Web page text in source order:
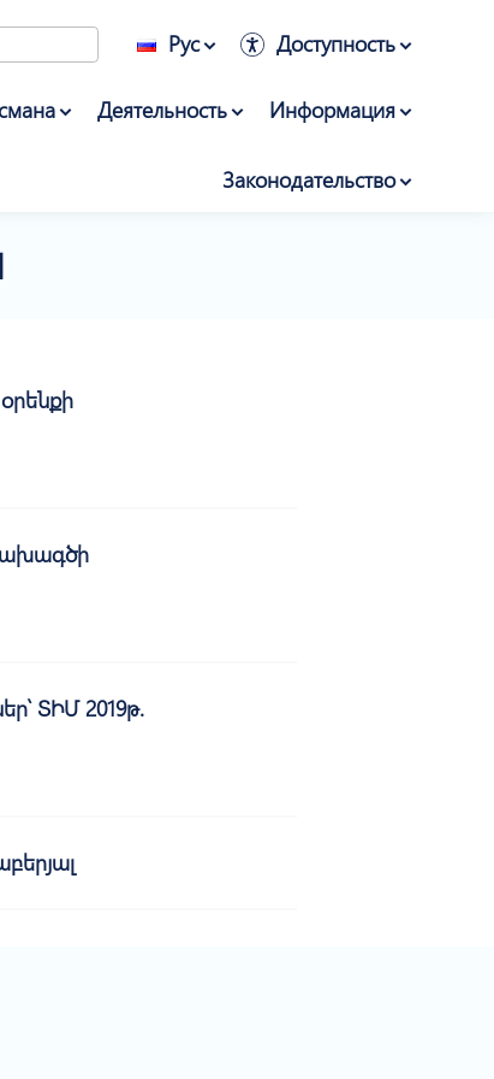
Рус Доступность
Деятельность Информация
Законодательство
ՏԻՄ 2019թ.